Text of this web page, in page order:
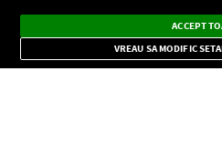
Dark
Mode
Radio live, podcasturi, știri și
importante.
ACCEPT
VREAU SA MODIFIC